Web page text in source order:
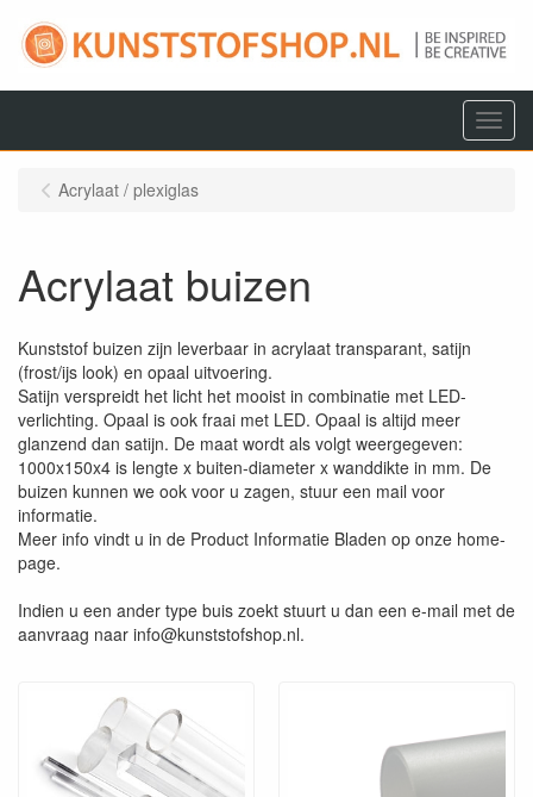
Menu
Acrylaat / plexiglas
Acrylaat buizen
Kunststof buizen zijn leverbaar in acrylaat transparant, satijn
(frost/ijs look) en opaal uitvoering.
Satijn verspreidt het licht het mooist in combinatie met LED-
verlichting. Opaal is ook fraai met LED. Opaal is altijd meer
glanzend dan satijn. De maat wordt als volgt weergegeven:
1000x150x4 is lengte x buiten-diameter x wanddikte in mm. De
buizen kunnen we ook voor u zagen, stuur een mail voor
informatie.
Meer info vindt u in de Product Informatie Bladen op onze home-
page.
Indien u een ander type buis zoekt stuurt u dan een e-mail met de
aanvraag naar info@kunststofshop.nl.